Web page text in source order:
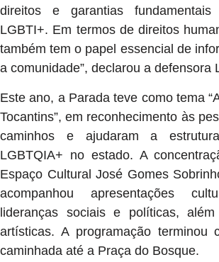
direitos e garantias fundamentais
LGBTI+. Em termos de direitos
também tem o papel essencial de
a comunidade”, declarou a defensora
Este ano, a Parada teve como tema
Tocantins”, em reconhecimento às
caminhos e ajudaram a
LGBTQIA+ no estado. A
Espaço Cultural José Gomes
acompanhou apresentações
lideranças sociais e políticas,
artísticas. A programação terminou
caminhada até a Praça do Bosque.